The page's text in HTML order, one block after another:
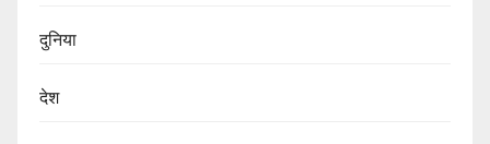
दुनिया
देश